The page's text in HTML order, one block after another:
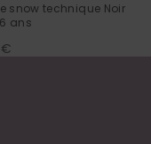
snow technique Noir
ans